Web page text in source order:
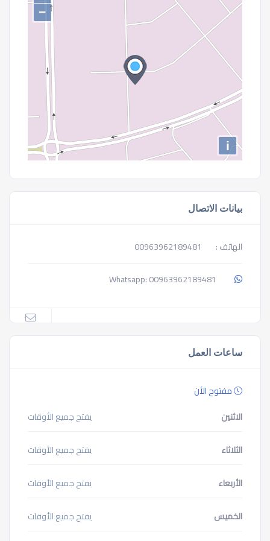
−
i
بيانات الاتصال
الهاتف : 00963962189481
00963962189481
ساعات العمل
مفتوح الأن
الاثنين
يفتح جميع الأوقات
الثلاثاء يفتح جميع الأوقات
الأربعاء يفتح جميع الأوقات
الخميس يفتح جميع الأوقات